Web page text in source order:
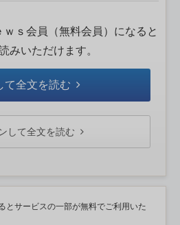
ｓ会員（無料会員）になると
みいただけます。
て全文を読む
して全文を読む
とサービスの一部が無料でご利用いた